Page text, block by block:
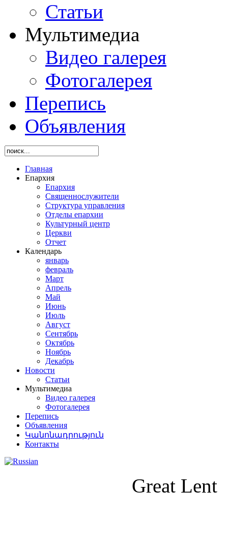
Статьи
Мультимедиа
Видео галерея
Фотогалерея
Перепись
Объявления
Главная
Епархия
Епархия
Священнослужители
Структура управления
Отделы епархии
Культурный центр
Церкви
Отчет
Календарь
январь
февраль
Март
Апрель
Май
Июнь
Июль
Август
Сентябрь
Октябрь
Ноябрь
Декабрь
Новости
Статьи
Мультимедиа
Видео галерея
Фотогалерея
Перепись
Объявления
Կանոնադրություն
Контакты
Great Lent